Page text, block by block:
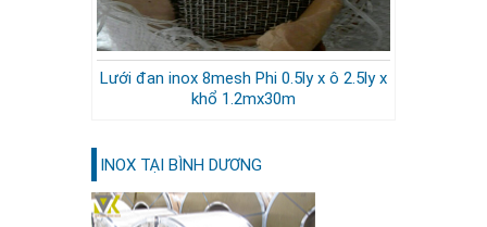
Lưới đan inox 8mesh Phi 0.5ly x ô 2.5ly x
khổ 1.2mx30m
INOX TẠI BÌNH DƯƠNG